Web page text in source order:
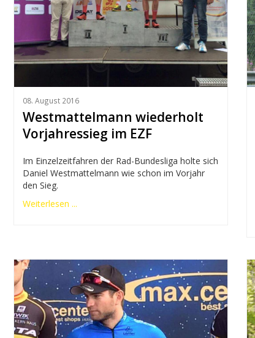
08. August 2016
Westmattelmann wiederholt
Vorjahressieg im EZF
Im Einzelzeitfahren der Rad-Bundesliga holte sich
Daniel Westmattelmann wie schon im Vorjahr
den Sieg.
Weiterlesen ...